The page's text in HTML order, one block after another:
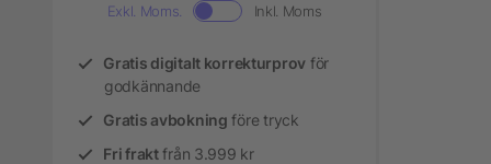
Exkl. Moms. Inkl. Moms
Gratis digitalt korrekturprov för
godkännande
Gratis avbokning före tryck
Fri fraktfrån 3.999 kr